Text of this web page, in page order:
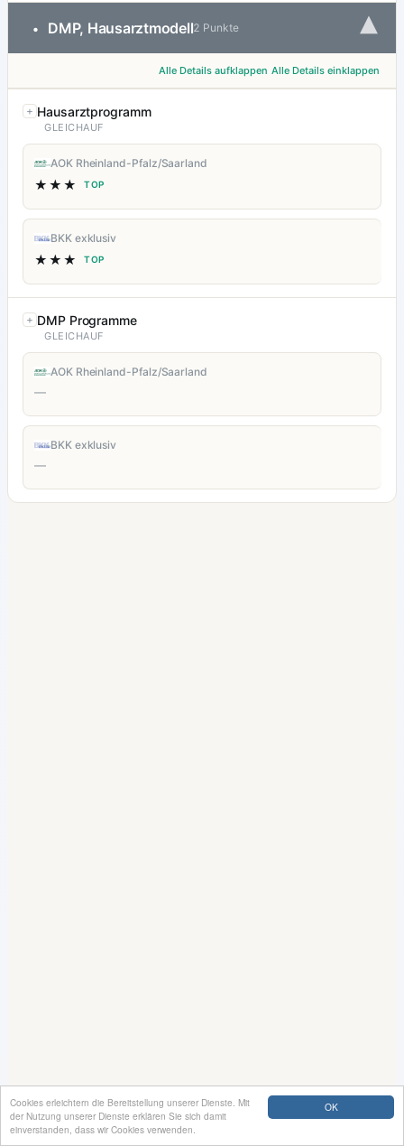
OK
Cookies erleichtern die Bereitstellung unserer Dienste. Mit
der Nutzung unserer Dienste erklären Sie sich damit
einverstanden, dass wir Cookies verwenden.
• DMP, Hausarztmodell2 Punkte ▾
Alle Details aufklappen Alle Details einklappen
Hausarztprogramm
GLEICHAUF
AOK Rheinland-Pfalz/Saarland
★★★ TOP
BKK exklusiv
★★★ TOP
DMP Programme
GLEICHAUF
AOK Rheinland-Pfalz/Saarland
—
BKK exklusiv
—